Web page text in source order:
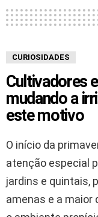
CURIOSIDADES
Cultivadores
mudando a
este motivo
O início da
atenção especial
jardins e quintais,
amenas e a maior